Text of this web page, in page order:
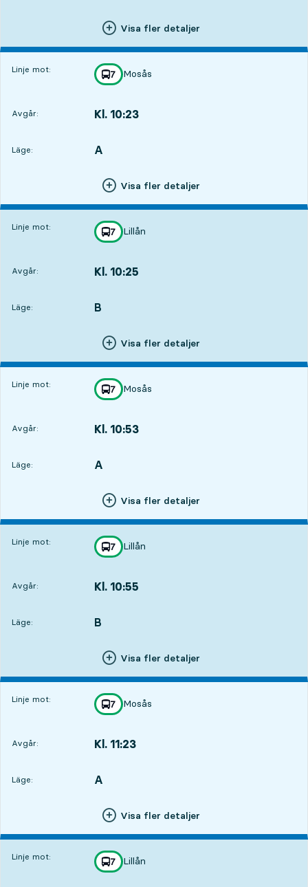
Visa fler detaljer
Linje mot: linje
7
mot
Mosås
,
Avgår: Kl. 10:23
Läge:
LÄGE, A
,
Visa fler detaljer
Linje mot: linje
7
mot
Lillån
,
Avgår: Kl. 10:25
Läge:
LÄGE, B
,
Visa fler detaljer
Linje mot: linje
7
mot
Mosås
,
Avgår: Kl. 10:53
Läge:
LÄGE, A
,
Visa fler detaljer
Linje mot: linje
7
mot
Lillån
,
Avgår: Kl. 10:55
Läge:
LÄGE, B
,
Visa fler detaljer
Linje mot: linje
7
mot
Mosås
,
Avgår: Kl. 11:23
Läge:
LÄGE, A
,
Visa fler detaljer
Linje mot: linje
7
mot
Lillån
,